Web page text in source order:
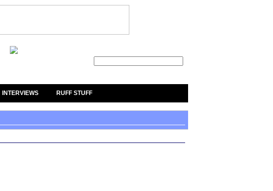
INTERVIEWS RUFF STUFF